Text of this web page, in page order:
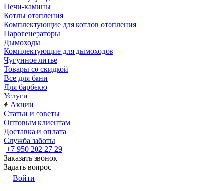
Печи-камины
Котлы отопления
Комплектующие для котлов отопления
Парогенераторы
Дымоходы
Комплектующие для дымоходов
Чугунное литье
Товары со скидкой
Все для бани
Для барбекю
Услуги
Акции
Статьи и советы
Оптовым клиентам
Доставка и оплата
Служба заботы
+7 950 202 27 29
Заказать звонок
Задать вопрос
Войти